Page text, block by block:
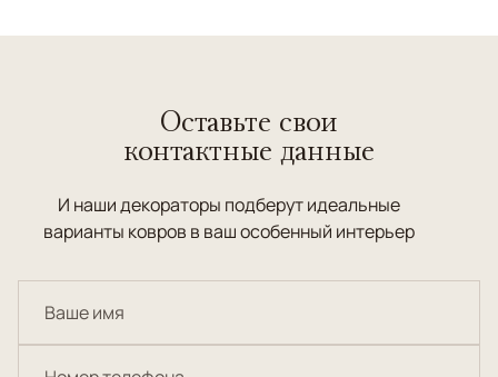
Оставьте свои
контактные данные
И наши декораторы подберут идеальные
варианты ковров в ваш особенный интерьер